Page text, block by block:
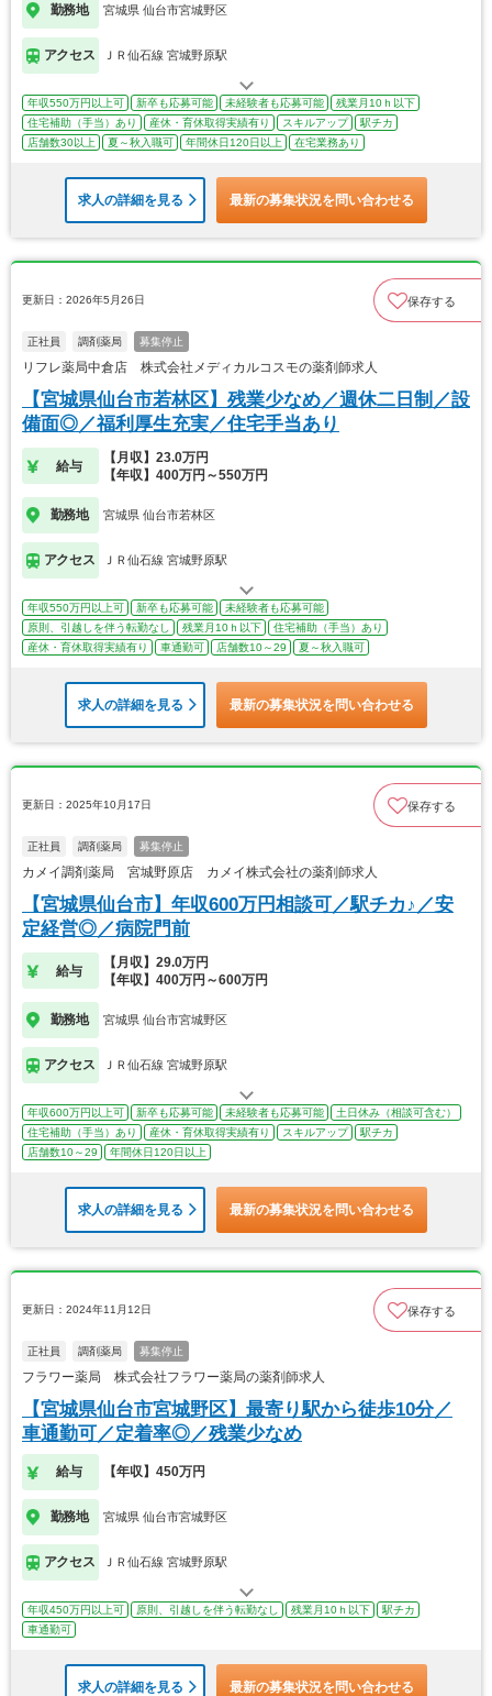
勤務地 宮城県 仙台市宮城野区
アクセス ＪＲ仙石線 宮城野原駅
年収550万円以上可 新卒も応募可能 未経験者も応募可能
残業月10ｈ以下
住宅補助（手当）あり
産休・育休取得実績有り スキルアップ
駅チカ
店舗数30以上
夏～秋入職可 年間休日120日以上 在宅業務あり
求人の詳細を見る 最新の募集状況を問い合わせる
更新日：2026年5月26日 保存する
正社員 調剤薬局 募集停止
リフレ薬局中倉店 株式会社メディカルコスモの薬剤師求人
【宮城県仙台市若林区】残業少なめ／週休二日制／設
備面◎／福利厚生充実／住宅手当あり
給与
【月収】23.0万円
【年収】400万円～550万円
勤務地 宮城県 仙台市若林区
アクセス ＪＲ仙石線 宮城野原駅
年収550万円以上可 新卒も応募可能
未経験者も応募可能
原則、引越しを伴う転勤なし
残業月10ｈ以下
住宅補助（手当）あり
産休・育休取得実績有り
車通勤可 店舗数10～29 夏～秋入職可
求人の詳細を見る 最新の募集状況を問い合わせる
更新日：2025年10月17日 保存する
正社員 調剤薬局 募集停止
カメイ調剤薬局 宮城野原店 カメイ株式会社の薬剤師求人
【宮城県仙台市】年収600万円相談可／駅チカ♪／安
定経営◎／病院門前
給与
【月収】29.0万円
【年収】400万円～600万円
勤務地 宮城県 仙台市宮城野区
アクセス ＪＲ仙石線 宮城野原駅
年収600万円以上可 新卒も応募可能 未経験者も応募可能
土日休み（相談可含む）
住宅補助（手当）あり
産休・育休取得実績有り スキルアップ
駅チカ
店舗数10～29
年間休日120日以上
求人の詳細を見る 最新の募集状況を問い合わせる
更新日：2024年11月12日 保存する
正社員 調剤薬局 募集停止
フラワー薬局 株式会社フラワー薬局の薬剤師求人
【宮城県仙台市宮城野区】最寄り駅から徒歩10分／
車通勤可／定着率◎／残業少なめ
給与 【年収】450万円
勤務地 宮城県 仙台市宮城野区
アクセス ＪＲ仙石線 宮城野原駅
年収450万円以上可 原則、引越しを伴う転勤なし 残業月10ｈ以下
駅チカ
車通勤可
求人の詳細を見る 最新の募集状況を問い合わせる